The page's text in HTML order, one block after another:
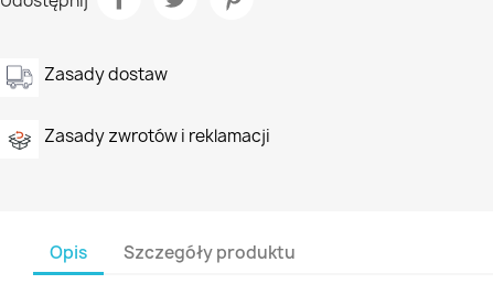
Zasady dostaw
Zasady zwrotów i reklamacji
Opis Szczegóły produktu